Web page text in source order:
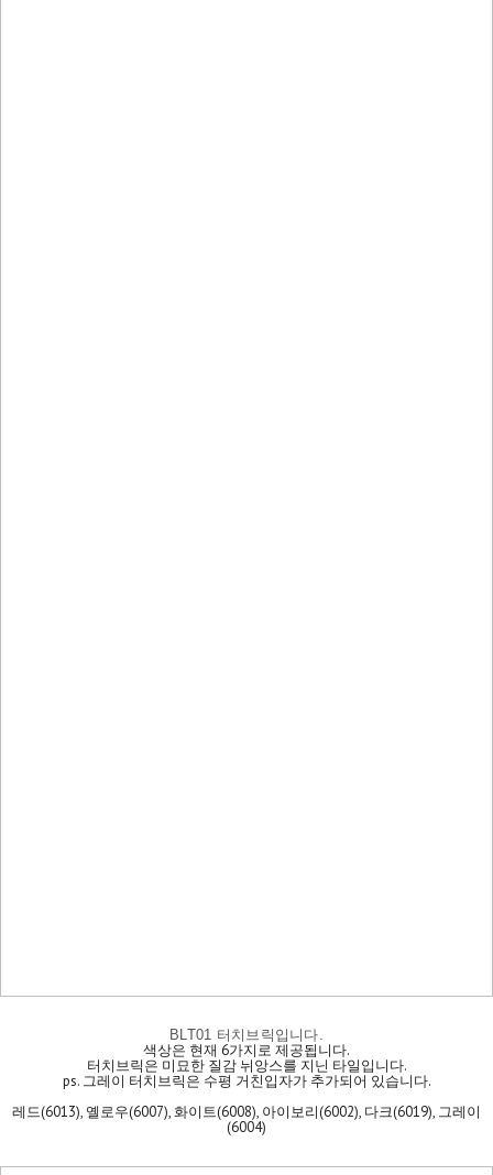
BLT01 터치브릭입니다.
색상은 현재 6가지로 제공됩니다.
터치브릭은 미묘한 질감 뉘앙스를 지닌 타일입니다.
ps. 그레이 터치브릭은 수평 거친입자가 추가되어 있습니다.
레드(6013), 옐로우(6007), 화이트(6008), 아이보리(6002), 다크(6019), 그레이
(6004)